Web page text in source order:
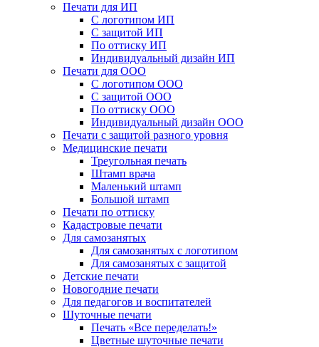
Печати для ИП
С логотипом ИП
С защитой ИП
По оттиску ИП
Индивидуальный дизайн ИП
Печати для ООО
С логотипом ООО
С защитой ООО
По оттиску ООО
Индивидуальный дизайн ООО
Печати с защитой разного уровня
Медицинские печати
Треугольная печать
Штамп врача
Маленький штамп
Большой штамп
Печати по оттиску
Кадастровые печати
Для самозанятых
Для самозанятых с логотипом
Для самозанятых с защитой
Детские печати
Новогодние печати
Для педагогов и воспитателей
Шуточные печати
Печать «Все переделать!»
Цветные шуточные печати